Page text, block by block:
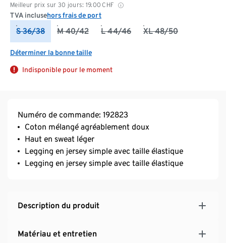
Meilleur prix sur 30 jours: 19.00 CHF
TVA inclusehors frais de port
S 36/38 M 40/42 L 44/46 XL 48/50
Déterminer la bonne taille
Indisponible pour le moment
Numéro de commande: 192823
Coton mélangé agréablement doux
Haut en sweat léger
Legging en jersey simple avec taille élastique
Legging en jersey simple avec taille élastique
Description du produit
Matériau et entretien